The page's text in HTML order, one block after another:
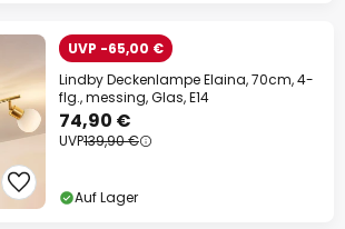
UVP -65,00 €
Lindby Deckenlampe Elaina, 70cm, 4-
flg., messing, Glas, E14
74,90 €
UVP139,90 €
Auf Lager